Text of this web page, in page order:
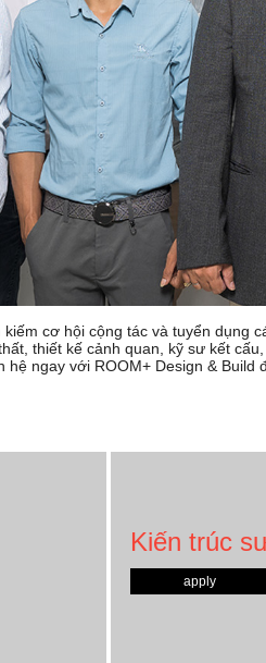
kiếm cơ hội cộng tác và tuyển
thiết kế cảnh quan, kỹ sư kết
hệ ngay với ROOM+ Design &
Kiến trúc
apply